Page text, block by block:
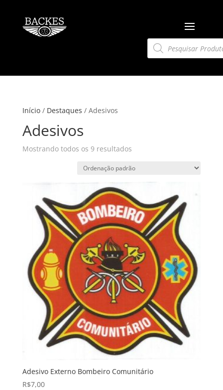
Pesquisar
produtos
Início/ Destaques / Adesivos
Adesivos
Mostrando todos os 9 resultados
Adesivo Externo Bombeiro Comunitário
R$7,00